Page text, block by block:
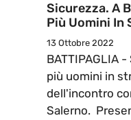
Sicurezza. A
Più Uomini In
13 Ottobre 2022
BATTIPAGLIA
più uomini in
dell'incontro
Salerno.